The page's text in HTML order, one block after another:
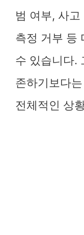
범 여부, 사고
측정 거부 등
수 있습니다.
존하기보다는
전체적인 상